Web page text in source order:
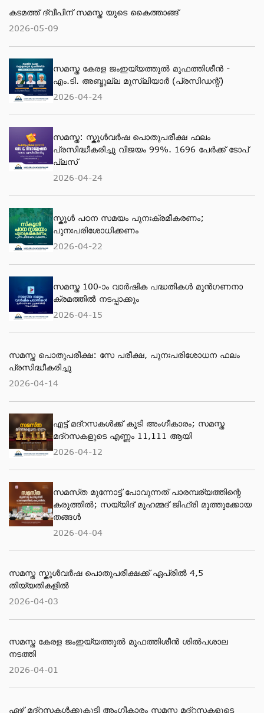
കടമത്ത് ദ്വീപിന് സമസ്ത യുടെ കൈത്താങ്ങ്
2026-05-09
സമസ്ത കേരള ജംഇയ്യത്തുല്‍ മുഫത്തിശീന്‍ -
എം.ടി. അബ്ദുല്ല മുസ്‌ലിയാര്‍ (പ്രസിഡന്റ്)
2026-04-24
സമസ്ത: സ്കൂള്‍വര്‍ഷ പൊതുപരീക്ഷ ഫലം
പ്രസിദ്ധീകരിച്ചു വിജയം 99%. 1696 പേര്‍ക്ക് ടോപ്
പ്ലസ്
2026-04-24
സ്കൂള്‍ പഠന സമയം പുനഃക്രമീകരണം;
പുനഃപരിശോധിക്കണം
2026-04-22
സമസ്ത 100-ാം വാര്‍ഷിക പദ്ധതികള്‍ മുന്‍ഗണനാ
ക്രമത്തില്‍ നടപ്പാക്കും
2026-04-15
സമസ്ത പൊതുപരീക്ഷ: സേ പരീക്ഷ, പുനഃപരിശോധന ഫലം
പ്രസിദ്ധീകരിച്ചു
2026-04-14
എട്ട് മദ്റസകള്‍ക്ക് കൂടി അംഗീകാരം; സമസ്ത
മദ്റസകളുടെ എണ്ണം 11,111 ആയി
2026-04-12
സമസ്‌ത മുന്നോട്ട് പോവുന്നത് പാരമ്പര്യത്തിന്റെ
കരുത്തിൽ; സയ്യിദ് മുഹമ്മദ് ജിഫ്രി മുത്തുക്കോയ
തങ്ങള്‍
2026-04-04
സമസ്ത സ്കൂള്‍വര്‍ഷ പൊതുപരീക്ഷക്ക് ഏപ്രില്‍ 4,5
തിയ്യതികളില്‍
2026-04-03
സമസ്ത കേരള ജംഇയ്യത്തുല്‍ മുഫത്തിശീന്‍ ശില്‍പശാല
നടത്തി
2026-04-01
ഏഴ് മദ്റസകള്‍ക്കുകൂടി അംഗീകാരം സമസ്ത മദ്റസകളുടെ